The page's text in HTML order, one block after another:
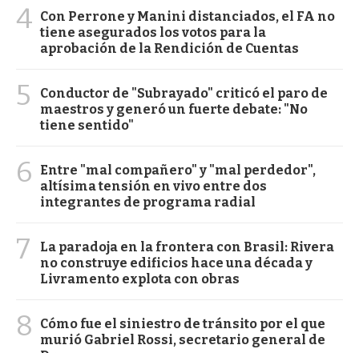
4 Con Perrone y Manini distanciados, el FA no
tiene asegurados los votos para la
aprobación de la Rendición de Cuentas
5
Conductor de "Subrayado" criticó el paro de
maestros y generó un fuerte debate: "No
tiene sentido"
6
Entre "mal compañero" y "mal perdedor",
altísima tensión en vivo entre dos
integrantes de programa radial
7
La paradoja en la frontera con Brasil: Rivera
no construye edificios hace una década y
Livramento explota con obras
8
Cómo fue el siniestro de tránsito por el que
murió Gabriel Rossi, secretario general de